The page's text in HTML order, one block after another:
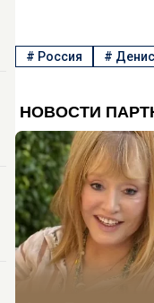
# Россия #